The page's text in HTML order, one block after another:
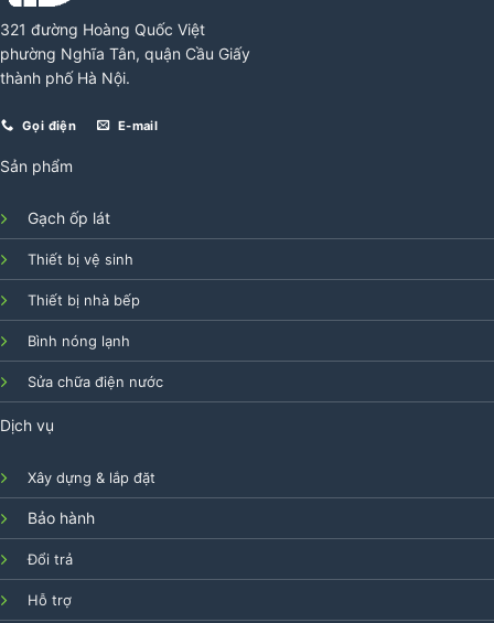
321 đường Hoàng Quốc Việt
phường Nghĩa Tân, quận Cầu Giấy
thành phố Hà Nội.
Gọi điện E-mail
Sản phẩm
Gạch ốp lát
Thiết bị vệ sinh
Thiết bị nhà bếp
Bình nóng lạnh
Sửa chữa điện nước
Dịch vụ
Xây dựng & lắp đặt
Bảo hành
Đổi trả
Hỗ trợ